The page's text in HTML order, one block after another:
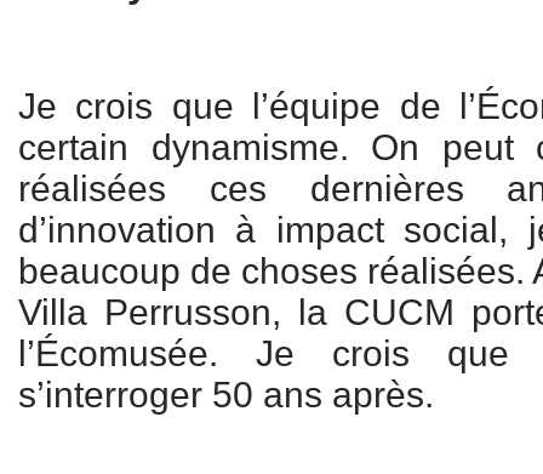
Je crois que l’équipe de
certain dynamisme. On peut
réalisées ces dernières
d’innovation à impact
beaucoup de choses réalisées.
Villa Perrusson, la CUCM
l’Écomusée. Je crois que
s’interroger 50 ans après.